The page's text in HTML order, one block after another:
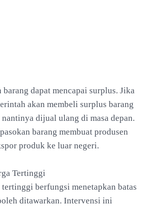
barang dapat mencapai surplus. Jika
akan membeli surplus barang
dijual ulang di masa depan.
barang membuat produsen
produk ke luar negeri.
Tertinggi
berfungsi menetapkan batas
ditawarkan. Intervensi ini